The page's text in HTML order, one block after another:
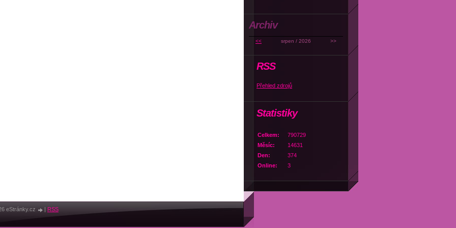
Archiv
<< srpen / 2026 >>
RSS
Přehled zdrojů
Statistiky
Online: 3
Celkem:
790729
Měsíc:
14631
Den:
374
eStránky.cz RSS